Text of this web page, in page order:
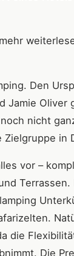
Den
Oliver
nicht
in
vor –
die
Die